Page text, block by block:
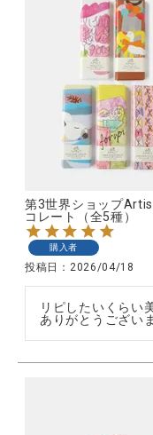
第3世界ショップ
コレート（全5種）
購入者
投稿日 2026/04/18
リピしたいくらい
ありがとうござい